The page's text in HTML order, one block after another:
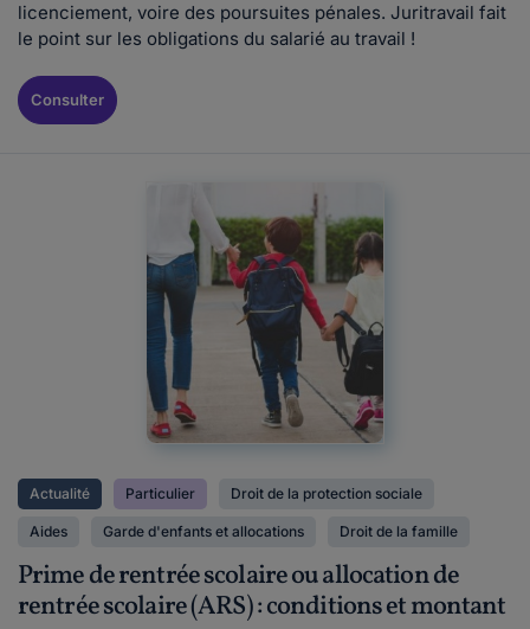
licenciement, voire des poursuites pénales. Juritravail fait
le point sur les obligations du salarié au travail !
Consulter
Actualité Particulier Droit de la protection sociale
Aides Garde d'enfants et allocations Droit de la famille
Prime de rentrée scolaire ou allocation de
rentrée scolaire (ARS) : conditions et montant